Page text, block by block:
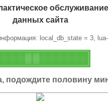
данных сайта
local_db_state = 3,
подождите половину